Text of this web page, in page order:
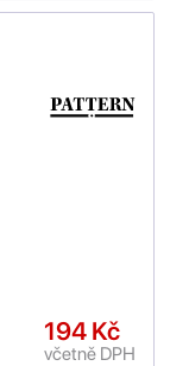
194 Kč
včetně DPH